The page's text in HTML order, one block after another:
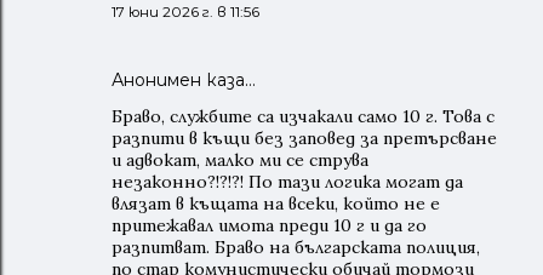
17 юни 2026 г. в 11:56
Анонимен каза…
Браво, службите са изчакали само 10 г. Това с
разпити в къщи без заповед за претърсване
и адвокат, малко ми се струва
незаконно?!?!?! По тази логика могат да
влязат в къщата на всеки, който не е
притежавал имота преди 10 г и да го
разпитват. Браво на българската полиция,
по стар комунистически обичай тормози